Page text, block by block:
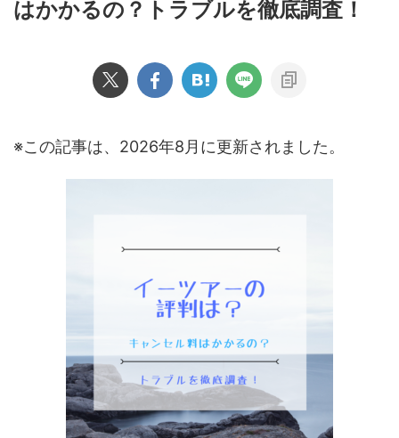
はかかるの？トラブルを徹底調査！
※この記事は、2026年8月に更新されました。